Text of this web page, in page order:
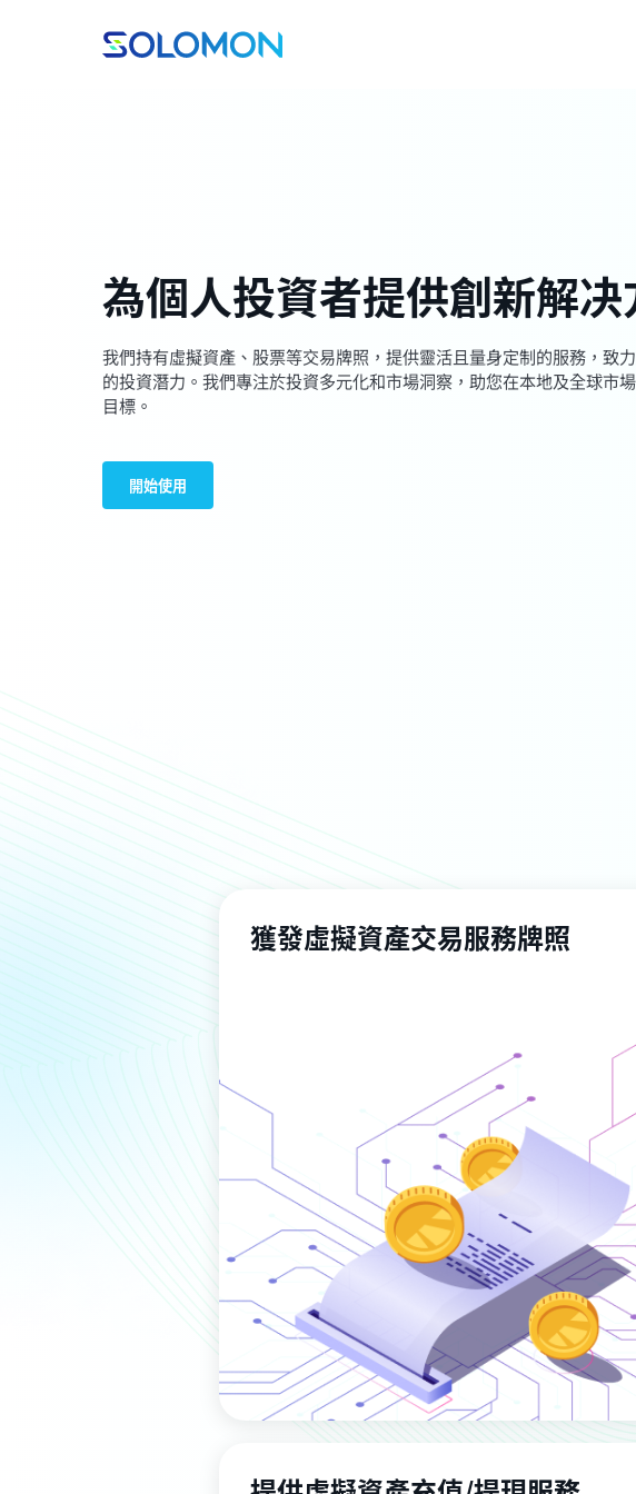
為個人投資者提供創新解决
我們持有虛擬資產、股票等交易牌照，提供靈活且量身定制的服務，致
的投資潛力。我們專注於投資多元化和市場洞察，助您在本地及全球市
目標。
開始使用
獲發虛擬資產交易服務牌照